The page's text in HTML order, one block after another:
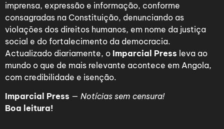
imprensa, expressão e informação, conforme
consagradas na Constituição, denunciando as
violações dos direitos humanos, em nome da justiça
social e do fortalecimento da democracia.
Actualizado diariamente, o Imparcial Press leva ao
mundo o que de mais relevante acontece em Angola,
com credibilidade e isenção.
Imparcial Press — Notícias sem censura!
Boa leitura!